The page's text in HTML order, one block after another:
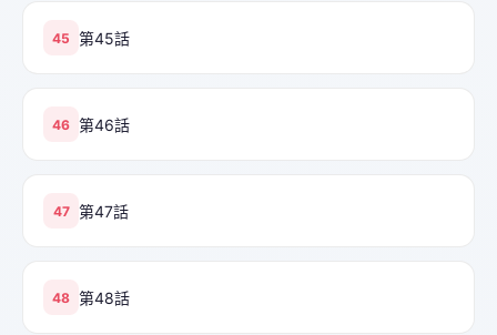
45 第45話
46 第46話
47 第47話
48 第48話